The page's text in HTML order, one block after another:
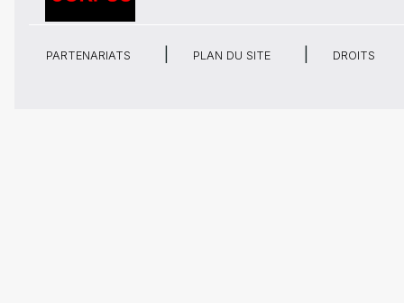
PARTENARIATS PLAN DU SITE DROITS